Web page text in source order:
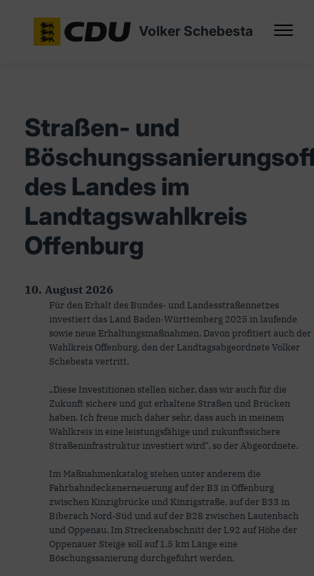
Volker Schebesta
Straßen- und
des Landes im
Landtagswahlkreis
Offenburg
10. August 2026
Für den Erhalt des Bundes- und Landesstraßennetzes
investiert das Land Baden-Württemberg 2025 in laufende
sowie neue Erhaltungsmaßnahmen. Davon profitiert auch der
Wahlkreis Offenburg, den der Landtagsabgeordnete Volker
Schebesta vertritt.
„Diese Investitionen stellen sicher, dass wir auch für die
Zukunft sichere und gut erhaltene Straßen und Brücken
haben. Ich freue mich daher sehr, dass auch in meinem
Wahlkreis in eine leistungsfähige und zukunftssichere
Straßeninfrastruktur investiert wird“, so der Abgeordnete.
Im Maßnahmenkatalog stehen unter anderem die
Fahrbahndeckenerneuerung auf der B3 in Offenburg
zwischen Kinzigbrücke und Kinzigstraße, auf der B33 in
Biberach Nord-Süd und auf der B28 zwischen Lautenbach
und Oppenau. Im Streckenabschnitt der L92 auf Höhe der
Oppenauer Steige soll auf 1,5 km Länge eine
Böschungssanierung durchgeführt werden.